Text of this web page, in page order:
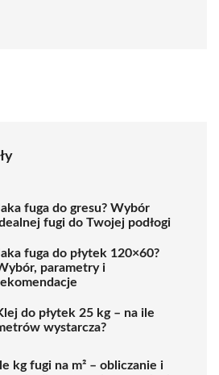
fuga do gresu? Wybór
fugi do Twojej podłogi
fuga do płytek 120×60?
parametry i
do płytek 25 kg – na ile
wystarcza?
Ile kg fugi na m² – obliczanie i